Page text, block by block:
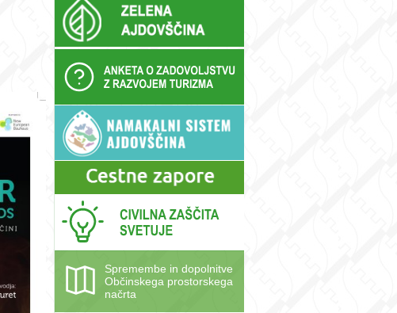
Spremembe in dopolnitve
Občinskega prostorskega
načrta